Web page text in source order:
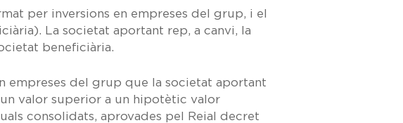
per inversions en empreses del grup, i el
La societat aportant rep, a canvi, la
beneficiària.
empreses del grup que la societat aportant
valor superior a un hipotètic valor
consolidats, aprovades pel Reial decret